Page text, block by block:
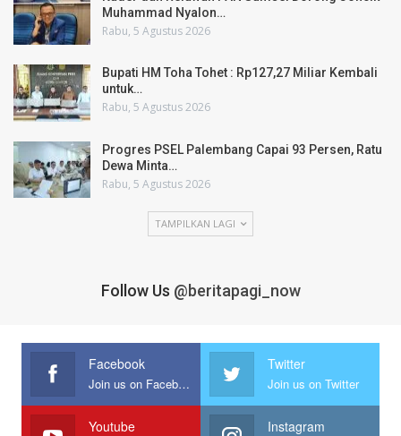
Muhammad Nyalon…
Rabu, 5 Agustus 2026
Bupati HM Toha Tohet : Rp127,27 Miliar Kembali
untuk…
Rabu, 5 Agustus 2026
Progres PSEL Palembang Capai 93 Persen, Ratu
Dewa Minta…
Rabu, 5 Agustus 2026
TAMPILKAN LAGI
Follow Us @beritapagi_now
Facebook
Join us on Facebook
Twitter
Join us on Twitter
Youtube Instagram